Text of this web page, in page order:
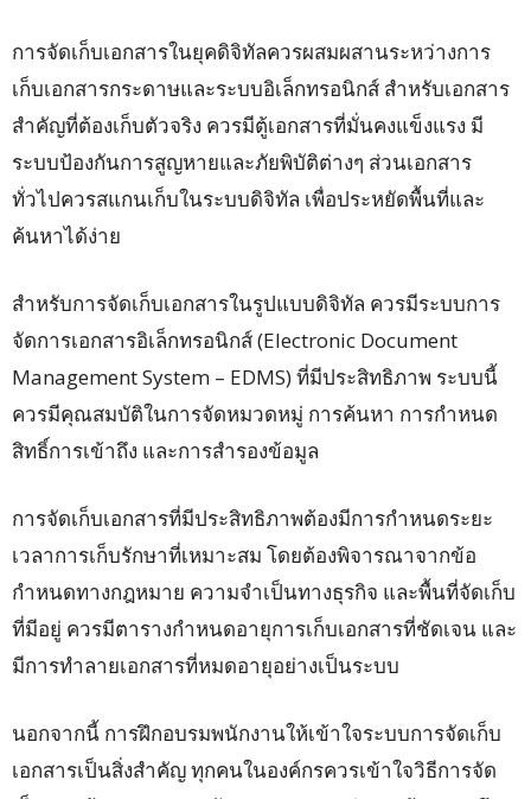
การจัดเก็บเอกสารในยุคดิจิทัลควรผสมผสานระหว่างการ
เก็บเอกสารกระดาษและระบบอิเล็กทรอนิกส์ สำหรับเอกสาร
สำคัญที่ต้องเก็บตัวจริง ควรมีตู้เอกสารที่มั่นคงแข็งแรง มี
ระบบป้องกันการสูญหายและภัยพิบัติต่างๆ ส่วนเอกสาร
ทั่วไปควรสแกนเก็บในระบบดิจิทัล เพื่อประหยัดพื้นที่และ
ค้นหาได้ง่าย
สำหรับการจัดเก็บเอกสารในรูปแบบดิจิทัล ควรมีระบบการ
จัดการเอกสารอิเล็กทรอนิกส์ (Electronic Document
Management System – EDMS) ที่มีประสิทธิภาพ ระบบนี้
ควรมีคุณสมบัติในการจัดหมวดหมู่ การค้นหา การกำหนด
สิทธิ์การเข้าถึง และการสำรองข้อมูล
การจัดเก็บเอกสารที่มีประสิทธิภาพต้องมีการกำหนดระยะ
เวลาการเก็บรักษาที่เหมาะสม โดยต้องพิจารณาจากข้อ
กำหนดทางกฎหมาย ความจำเป็นทางธุรกิจ และพื้นที่จัดเก็บ
ที่มีอยู่ ควรมีตารางกำหนดอายุการเก็บเอกสารที่ชัดเจน และ
มีการทำลายเอกสารที่หมดอายุอย่างเป็นระบบ
นอกจากนี้ การฝึกอบรมพนักงานให้เข้าใจระบบการจัดเก็บ
เอกสารเป็นสิ่งสำคัญ ทุกคนในองค์กรควรเข้าใจวิธีการจัด